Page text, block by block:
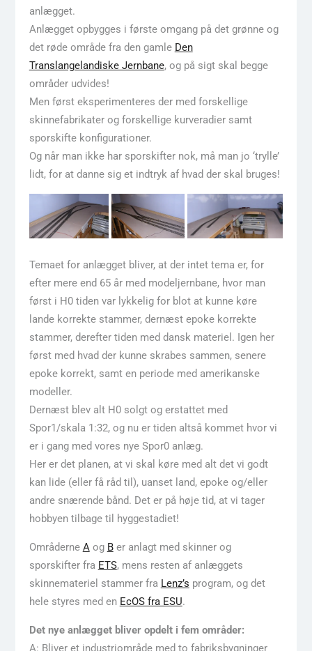
anlægget.
Anlægget opbygges i første omgang på det grønne og
det røde område fra den gamle Den
Translangelandiske Jernbane, og på sigt skal begge
områder udvides!
Men først eksperimenteres der med forskellige
skinnefabrikater og forskellige kurveradier samt
sporskifte konfigurationer.
Og når man ikke har sporskifter nok, må man jo ‘trylle’
lidt, for at danne sig et indtryk af hvad der skal bruges!
Temaet for anlægget bliver, at der intet tema er, for
efter mere end 65 år med modeljernbane, hvor man
først i H0 tiden var lykkelig for blot at kunne køre
lande korrekte stammer, dernæst epoke korrekte
stammer, derefter tiden med dansk materiel. Igen her
først med hvad der kunne skrabes sammen, senere
epoke korrekt, samt en periode med amerikanske
modeller.
Dernæst blev alt H0 solgt og erstattet med
Spor1/skala 1:32, og nu er tiden altså kommet hvor vi
er i gang med vores nye Spor0 anlæg.
Her er det planen, at vi skal køre med alt det vi godt
kan lide (eller få råd til), uanset land, epoke og/eller
andre snærende bånd. Det er på høje tid, at vi tager
hobbyen tilbage til hyggestadiet!
Områderne Aog Ber anlagt med skinner og
sporskifter fra ETS, mens resten af anlæggets
skinnemateriel stammer fra Lenz’s program, og det
hele styres med en EcOS fra ESU.
Det nye anlægget bliver opdelt i fem områder:
A: Bliver et industriområde med to fabriksbygninger